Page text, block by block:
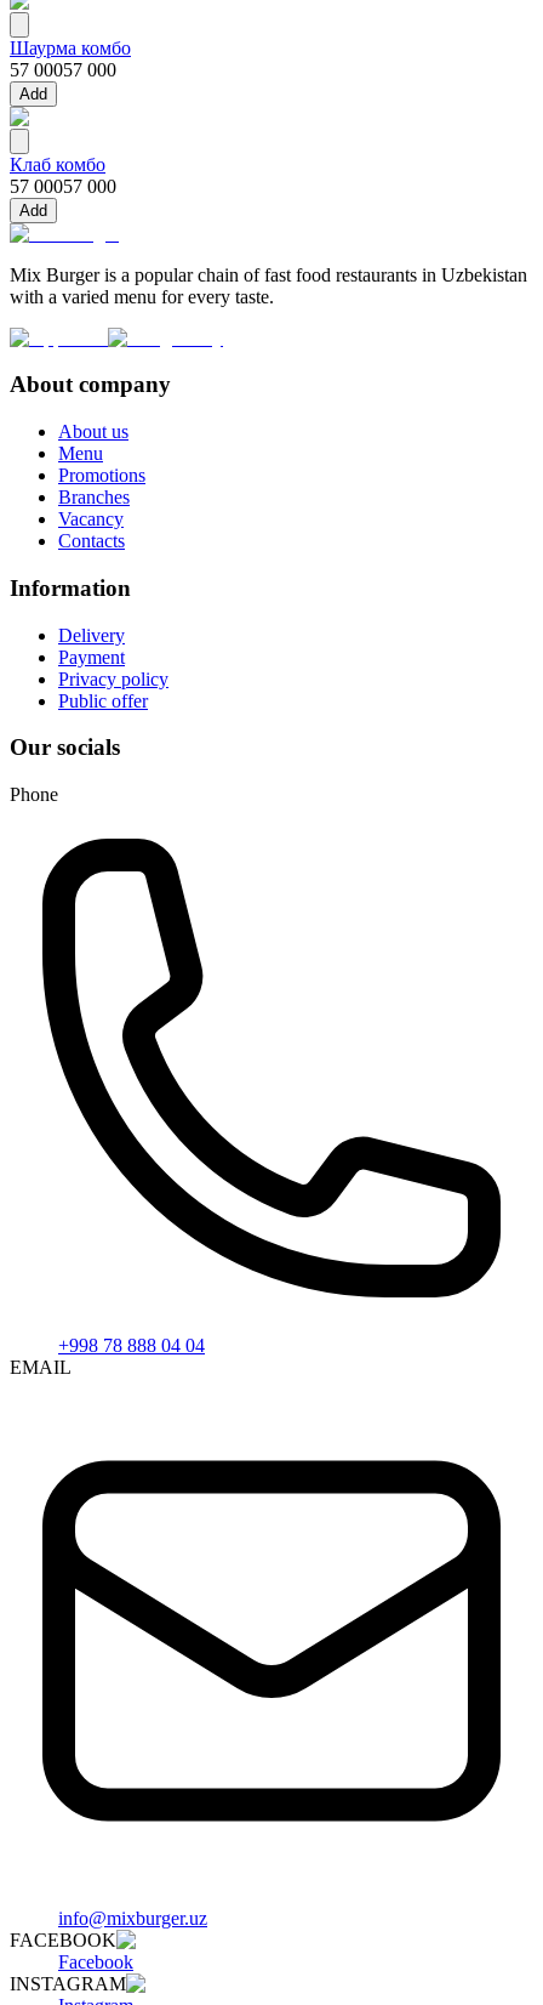
Шаурма комбо
57 00057 000
Add
Клаб комбо
57 00057 000
Add
Mix Burger is a popular chain of fast food restaurants in Uzbekistan
with a varied menu for every taste.
About company
About us
Menu
Promotions
Branches
Vacancy
Contacts
Information
Delivery
Payment
Privacy policy
Public offer
Our socials
Phone
+998 78 888 04 04
EMAIL
info@mixburger.uz
FACEBOOK
Facebook
INSTAGRAM